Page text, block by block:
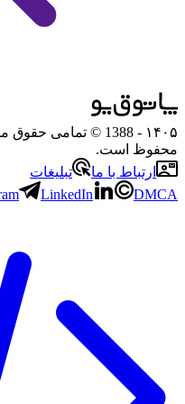
۱۴۰۵
- 1388 © تمامی
محفوظ است.
ارتباط با ما
تبلیغات
LinkedIn DMCA